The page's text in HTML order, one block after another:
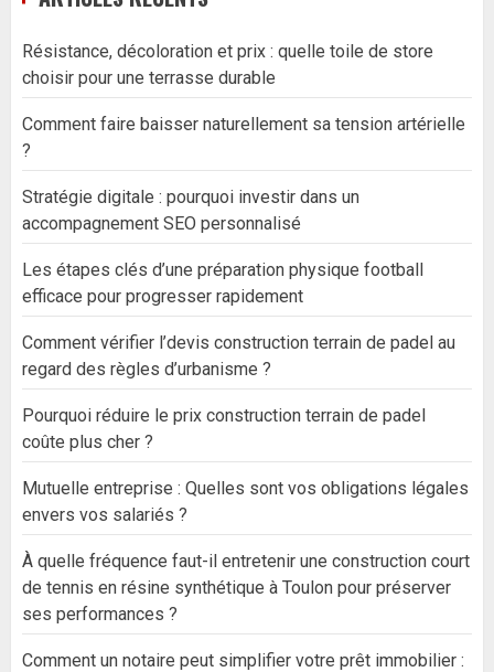
Résistance, décoloration et prix : quelle toile de store
choisir pour une terrasse durable
Comment faire baisser naturellement sa tension artérielle
?
Stratégie digitale : pourquoi investir dans un
accompagnement SEO personnalisé
Les étapes clés d’une préparation physique football
efficace pour progresser rapidement
Comment vérifier l’devis construction terrain de padel au
regard des règles d’urbanisme ?
Pourquoi réduire le prix construction terrain de padel
coûte plus cher ?
Mutuelle entreprise : Quelles sont vos obligations légales
envers vos salariés ?
À quelle fréquence faut-il entretenir une construction court
de tennis en résine synthétique à Toulon pour préserver
ses performances ?
Comment un notaire peut simplifier votre prêt immobilier :